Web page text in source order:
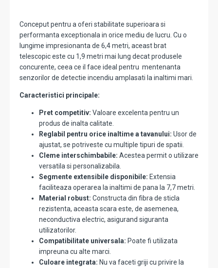
Conceput pentru a oferi stabilitate superioara si
performanta exceptionala in orice mediu de lucru. Cu o
lungime impresionanta de 6,4 metri, aceast brat
telescopic este cu 1,9 metri mai lung decat produsele
concurente, ceea ce il face ideal pentru mentenanta
senzorilor de detectie incendiu amplasati la inaltimi mari.
Caracteristici principale:
Pret competitiv: Valoare excelenta pentru un
produs de inalta calitate.
Reglabil pentru orice inaltime a tavanului: Usor de
ajustat, se potriveste cu multiple tipuri de spatii.
Cleme interschimbabile: Acestea permit o utilizare
versatila si personalizabila.
Segmente extensibile disponibile: Extensia
faciliteaza operarea la inaltimi de pana la 7,7 metri.
Material robust: Constructa din fibra de sticla
rezistenta, aceasta scara este, de asemenea,
neconductiva electric, asigurand siguranta
utilizatorilor.
Compatibilitate universala: Poate fi utilizata
impreuna cu alte marci.
Culoare integrata: Nu va faceti griji cu privire la